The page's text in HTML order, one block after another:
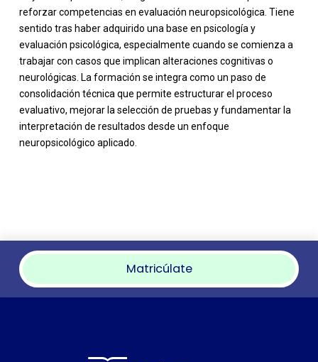
reforzar competencias en evaluación neuropsicológica. Tiene
sentido tras haber adquirido una base en psicología y
evaluación psicológica, especialmente cuando se comienza a
trabajar con casos que implican alteraciones cognitivas o
neurológicas. La formación se integra como un paso de
consolidación técnica que permite estructurar el proceso
evaluativo, mejorar la selección de pruebas y fundamentar la
interpretación de resultados desde un enfoque
neuropsicológico aplicado.
Matricúlate